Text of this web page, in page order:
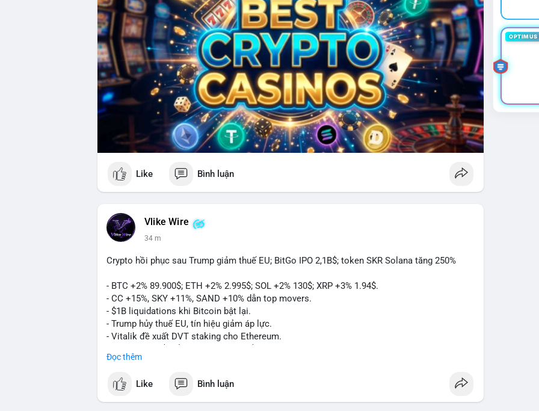
Like Bình luận
Vlike Wire
34 m
Crypto hồi phục sau Trump giảm thuế EU; BitGo IPO 2,1B$; token SKR Solana tăng 250%
- BTC +2% 89.900$; ETH +2% 2.995$; SOL +2% 130$; XRP +3% 1.94$.
- CC +15%, SKY +11%, SAND +10% dẫn top movers.
- $1B liquidations khi Bitcoin bật lại.
- Trump hủy thuế EU, tín hiệu giảm áp lực.
- Vitalik đề xuất DVT staking cho Ethereum.
- Senate Ag Committee tiến hành Clarity Act.
- HK cấp giấy phép stablecoin mới.
- Tòa án Nga công nhận crypto là tài sản.
Đọc thêm
Like Bình luận
OPTIMUS